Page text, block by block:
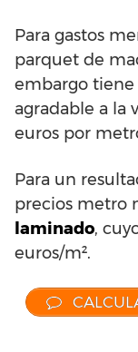
Para gastos
parquet de
embargo tiene
agradable a la
euros por
Para un
precios metro
laminado,
euros/m².